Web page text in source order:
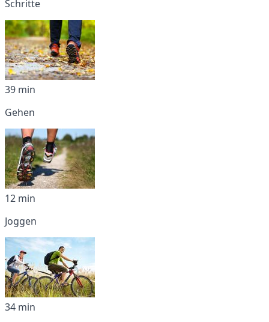
Schritte
39 min
Gehen
12 min
Joggen
34 min